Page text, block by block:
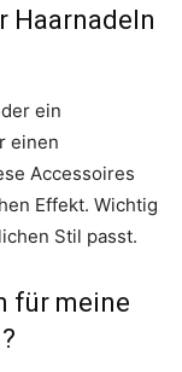
Haarnadeln
ein
einen
Accessoires
Effekt. Wichtig
Stil passt.
für meine